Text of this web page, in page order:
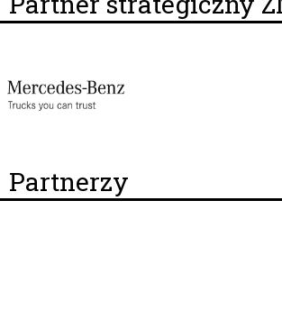
Partnerzy